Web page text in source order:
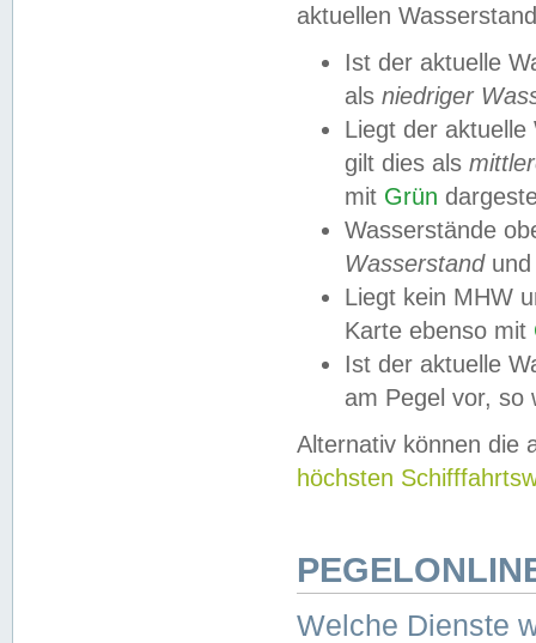
aktuellen
Ist der aktuelle
als niedriger
Liegt der
gilt dies als
mit Grün
Wasserstände
Wasserstandund
Liegt kein MHW
Karte ebenso mit
Ist der aktuelle
am Pegel vor,
Alternativ können die
höchsten
Welche Dienste